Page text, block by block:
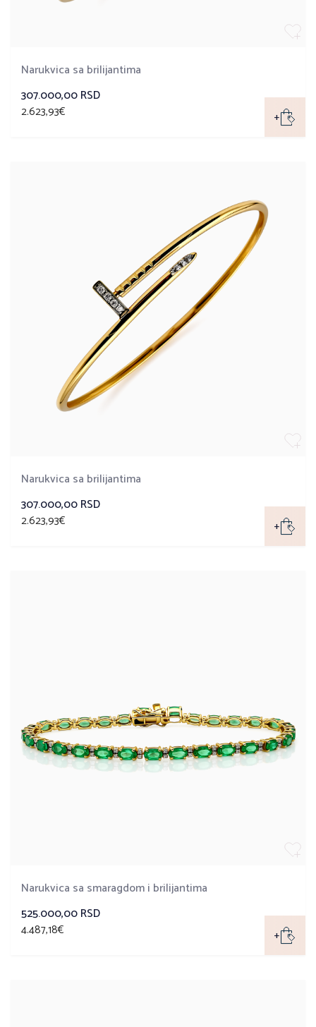
Narukvica sa brilijantima
307.000,00 RSD
2.623,93€ +
Narukvica sa brilijantima
307.000,00 RSD
2.623,93€ +
Narukvica sa smaragdom i brilijantima
525.000,00 RSD
4.487,18€ +